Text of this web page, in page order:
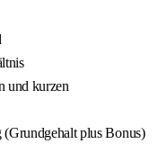
und kurzen
plus Bonus)